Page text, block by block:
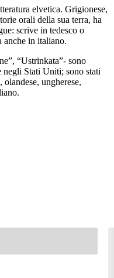
elvetica. Grigionese,
orali della sua terra, ha
scrive in tedesco o
anche in italiano.
“Ustrinkata”- sono
negli Stati Uniti; sono stati
ungherese,